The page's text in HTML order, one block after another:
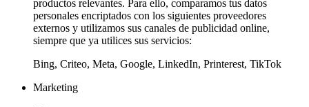
productos relevantes. Para ello, comparamos tus datos
personales encriptados con los siguientes proveedores
externos y utilizamos sus canales de publicidad online,
siempre que ya utilices sus servicios:
Bing, Criteo, Meta, Google, LinkedIn, Printerest, TikTok
Marketing